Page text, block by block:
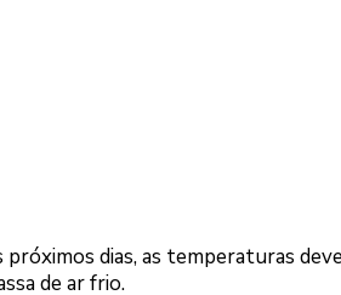
próximos dias, as temperaturas
de ar frio.